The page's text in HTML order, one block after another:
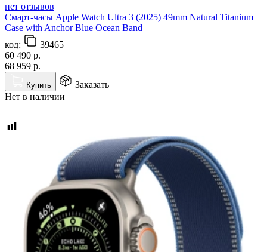
нет отзывов
Смарт-часы Apple Watch Ultra 3 (2025) 49mm Natural Titanium
Case with Anchor Blue Ocean Band
код:
39465
60 490 р.
68 959 р.
Купить
Заказать
Нет в наличии